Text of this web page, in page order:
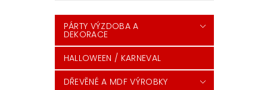
PÁRTY VÝZDOBA A
DEKORACE
HALLOWEEN / KARNEVAL
DŘEVĚNÉ A MDF VÝROBKY